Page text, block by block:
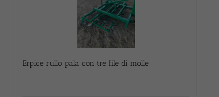
Erpice rullo pala con tre file di molle